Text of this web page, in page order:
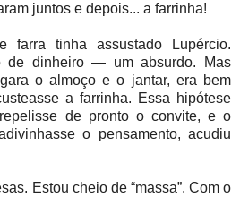
juntos e depois... a farrinha!
tinha assustado Lupércio.
de dinheiro — um absurdo. Mas
o almoço e o jantar, era bem
a farrinha. Essa hipótese
de pronto o convite, e o
o pensamento, acudiu
Estou cheio de “massa”. Com o